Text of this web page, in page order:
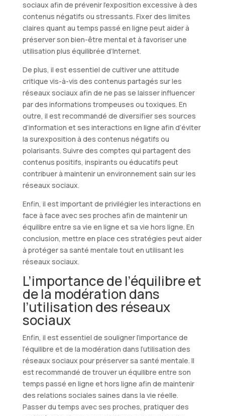
sociaux afin de prévenir l’exposition excessive à des
contenus négatifs ou stressants. Fixer des limites
claires quant au temps passé en ligne peut aider à
préserver son bien-être mental et à favoriser une
utilisation plus équilibrée d’Internet.
De plus, il est essentiel de cultiver une attitude
critique vis-à-vis des contenus partagés sur les
réseaux sociaux afin de ne pas se laisser influencer
par des informations trompeuses ou toxiques. En
outre, il est recommandé de diversifier ses sources
d’information et ses interactions en ligne afin d’éviter
la surexposition à des contenus négatifs ou
polarisants. Suivre des comptes qui partagent des
contenus positifs, inspirants ou éducatifs peut
contribuer à maintenir un environnement sain sur les
réseaux sociaux.
Enfin, il est important de privilégier les interactions en
face à face avec ses proches afin de maintenir un
équilibre entre sa vie en ligne et sa vie hors ligne. En
conclusion, mettre en place ces stratégies peut aider
à protéger sa santé mentale tout en utilisant les
réseaux sociaux.
L’importance de l’équilibre et
de la modération dans
l’utilisation des réseaux
sociaux
Enfin, il est essentiel de souligner l’importance de
l’équilibre et de la modération dans l’utilisation des
réseaux sociaux pour préserver sa santé mentale. Il
est recommandé de trouver un équilibre entre son
temps passé en ligne et hors ligne afin de maintenir
des relations sociales saines dans la vie réelle.
Passer du temps avec ses proches, pratiquer des